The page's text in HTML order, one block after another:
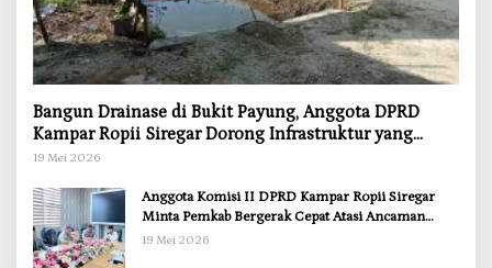
Bangun Drainase di Bukit Payung, Anggota DPRD
Kampar Ropii Siregar Dorong Infrastruktur yang
Menyentuh Kebutuhan Dasar
19 Mei 2026
Anggota Komisi II DPRD Kampar Ropii Siregar
Minta Pemkab Bergerak Cepat Atasi Ancaman
Kekosongan Obat demi Wujudkan Kampar Dihati
19 Mei 2026